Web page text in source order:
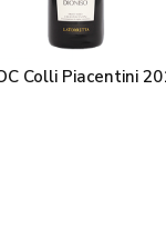
Colli Piacentini